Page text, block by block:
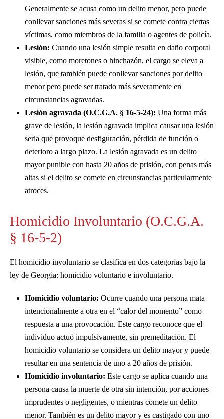
Generalmente se acusa como un delito menor, pero puede
conllevar sanciones más severas si se comete contra ciertas
víctimas, como miembros de la familia o agentes de policía.
Lesión: Cuando una lesión simple resulta en daño corporal
visible, como moretones o hinchazón, el cargo se eleva a
lesión, que también puede conllevar sanciones por delito
menor pero puede ser tratado más severamente en
circunstancias agravadas.
Lesión agravada (O.C.G.A. § 16-5-24): Una forma más
grave de lesión, la lesión agravada implica causar una lesión
seria que provoque desfiguración, pérdida de función o
deterioro a largo plazo. La lesión agravada es un delito
mayor punible con hasta 20 años de prisión, con penas más
altas si el delito se comete en circunstancias particularmente
atroces.
Homicidio Involuntario (O.C.G.A.
§ 16-5-2)
El homicidio involuntario se clasifica en dos categorías bajo la
ley de Georgia: homicidio voluntario e involuntario.
Homicidio voluntario: Ocurre cuando una persona mata
intencionalmente a otra en el “calor del momento” como
respuesta a una provocación. Este cargo reconoce que el
individuo actuó impulsivamente, sin premeditación. El
homicidio voluntario se considera un delito mayor y puede
resultar en una sentencia de uno a 20 años de prisión.
Homicidio involuntario: Este cargo se aplica cuando una
persona causa la muerte de otra sin intención, por acciones
imprudentes o negligentes, o mientras comete un delito
menor. También es un delito mayor y es castigado con uno